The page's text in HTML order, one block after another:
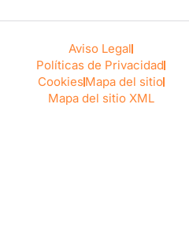
Aviso Legal
Políticas de Privacidad
CookiesMapa del sitio
Mapa del sitio XML